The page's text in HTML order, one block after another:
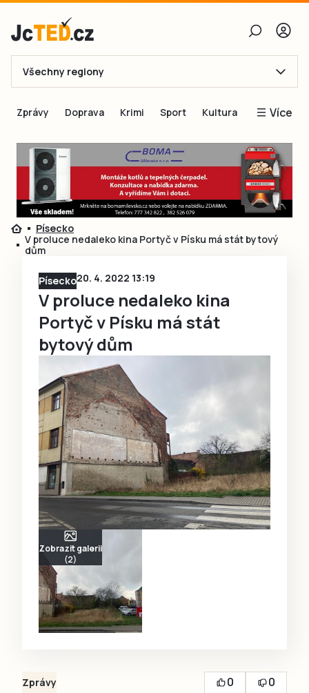
E-mail
Obnovit heslo
Přihlásit se
Všechny regiony
Zprávy Doprava Krimi Sport Kultura Více
Blogy
Inspirace
Čtenáři píší
Speciální přílohy
Písecko
V proluce nedaleko kina Portyč v Písku má stát bytový
dům
Písecko20. 4. 2022 13:19
V proluce nedaleko kina
Portyč v Písku má stát
bytový dům
Zobrazit galerii
(2)
Zprávy 0
0